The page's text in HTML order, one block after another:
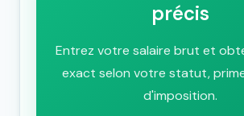
précis
Entrez votre salaire brut et
exact selon votre statut,
d'imposition.